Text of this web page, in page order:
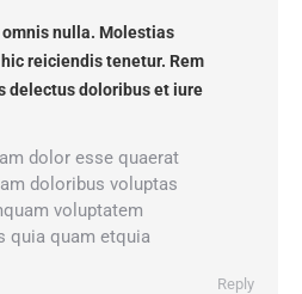
nulla. Molestias
reiciendis tenetur. Rem
delectus doloribus et iure
dolor esse quaerat
doloribus voluptas
voluptatem
quia quam etquia
Reply